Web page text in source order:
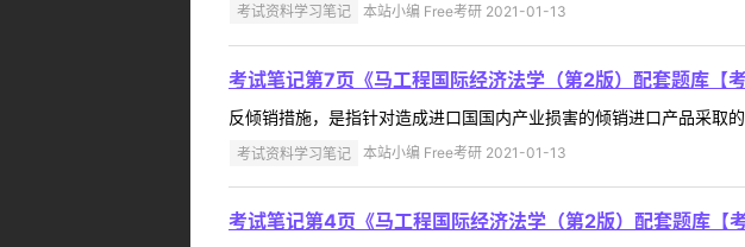
考试资料学习笔记 本站小编 Free考研 2021-01-13
考试笔记第7页《马工程国际经济法学（第2版）配套题库【
反倾销措施，是指针对造成进口国国内产业损害的倾销进口产品采取
考试资料学习笔记 本站小编 Free考研 2021-01-13
考试笔记第4页《马工程国际经济法学（第2版）配套题库【